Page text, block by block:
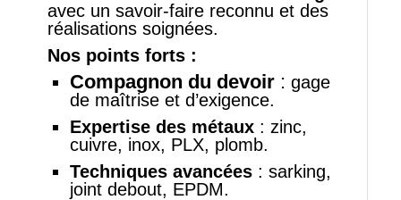
avec un savoir‑faire reconnu et des
réalisations soignées.
Nos points forts :
Compagnon du devoir: gage
de maîtrise et d’exigence.
Expertise des métaux: zinc,
cuivre, inox, PLX, plomb.
Techniques avancées: sarking,
joint debout, EPDM.